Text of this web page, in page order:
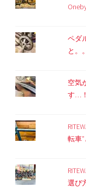
ペダ
と。
空気
す…！
転車
選び